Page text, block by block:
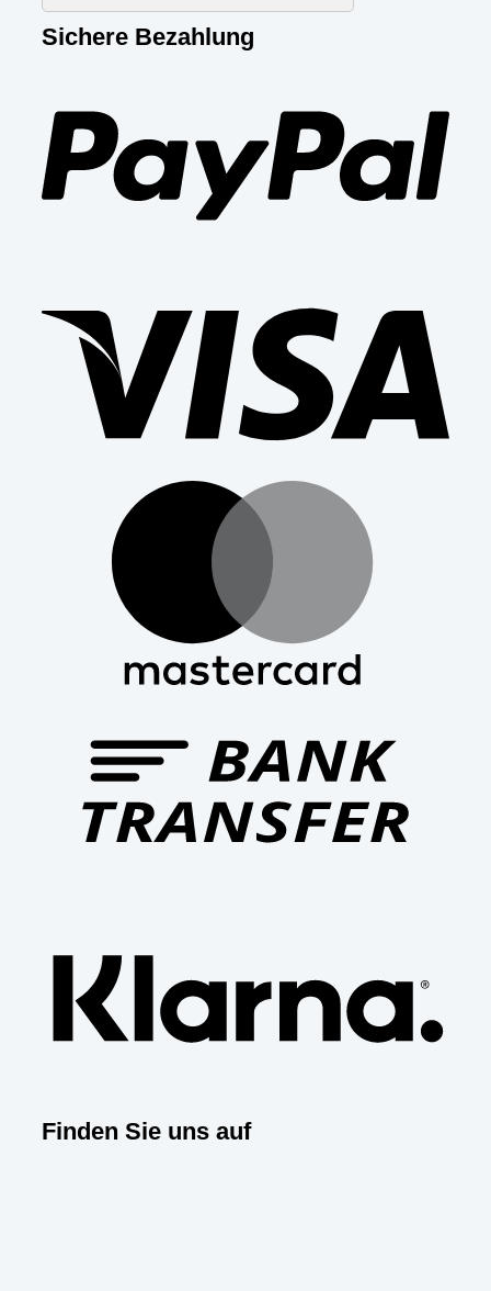
Sichere Bezahlung
Finden Sie uns auf